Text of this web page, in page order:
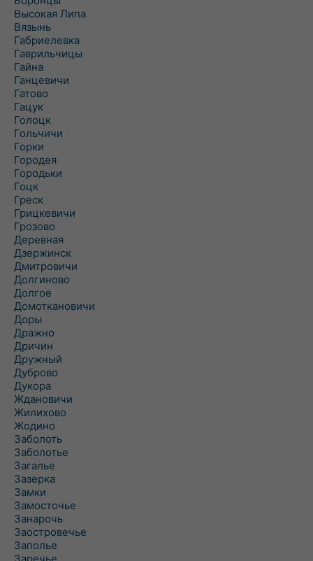
Высокая Липа
Вязынь
Габриелевка
Гаврильчицы
Гайна
Ганцевичи
Гатово
Гацук
Голоцк
Гольчичи
Горки
Городея
Городьки
Гоцк
Греск
Грицкевичи
Грозово
Деревная
Дзержинск
Дмитровичи
Долгиново
Долгое
Домоткановичи
Доры
Дражно
Дричин
Дружный
Дуброво
Дукора
Ждановичи
Жилихово
Жодино
Заболоть
Заболотье
Загалье
Зазерка
Замки
Замосточье
Занарочь
Заостровечье
Заполье